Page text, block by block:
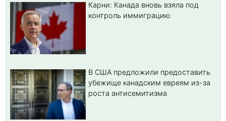
Карни: Канада вновь взяла под
контроль иммиграцию
В США предложили предоставить
убежище канадским евреям из-за
роста антисемитизма